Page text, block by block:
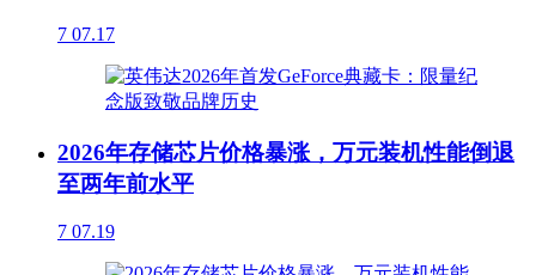
7 07.17
2026年存储芯片价格暴涨，万元装机性能倒退
至两年前水平
7 07.19